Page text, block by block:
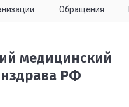
Обращения
медицинский
РФ